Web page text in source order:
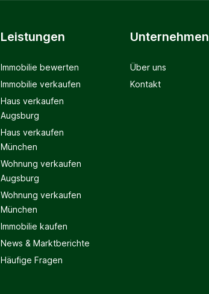
Leistungen
Immobilie bewerten
Immobilie verkaufen
Haus verkaufen
Augsburg
Haus verkaufen
München
Wohnung verkaufen
Augsburg
Wohnung verkaufen
München
Immobilie kaufen
News & Marktberichte
Häufige Fragen
Unternehmen
Über uns
Kontakt